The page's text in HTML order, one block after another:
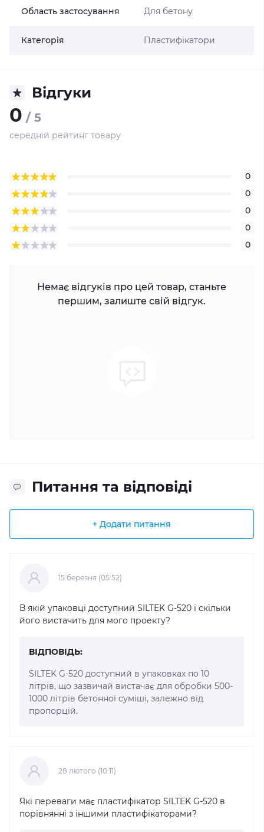
Область застосування Для бетону
Категорія Пластифікатори
Відгуки
0 / 5
середній рейтинг товару
0
0
0
0
0
Немає відгуків про цей товар, станьте
першим, залиште свій відгук.
Питання та відповіді
+ Додати питання
15 березня (05:52)
В якій упаковці доступний SILTEK G-520 і скільки
його вистачить для мого проекту?
ВІДПОВІДЬ:
SILTEK G-520 доступний в упаковках по 10
літрів, що зазвичай вистачає для обробки 500-
1000 літрів бетонної суміші, залежно від
пропорцій.
28 лютого (10:11)
Які переваги має пластифікатор SILTEK G-520 в
порівнянні з іншими пластифікаторами?